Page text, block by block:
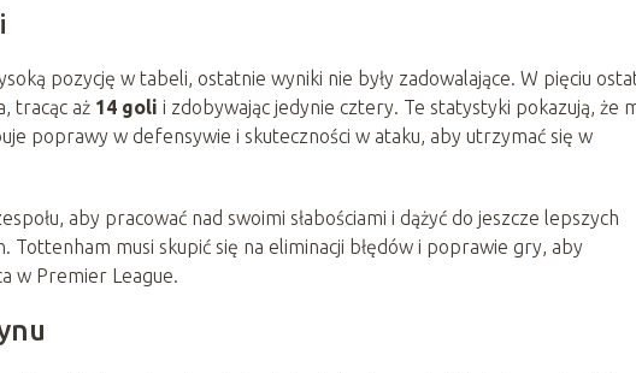
pozycję w tabeli, ostatnie wyniki nie były zadowalające. W pięciu
tracąc aż 14 goli i zdobywając jedynie cztery. Te statystyki pokazują, że
poprawy w defensywie i skuteczności w ataku, aby utrzymać się w
aby pracować nad swoimi słabościami i dążyć do jeszcze lepszych
Tottenham musi skupić się na eliminacji błędów i poprawie gry, aby
w Premier League.